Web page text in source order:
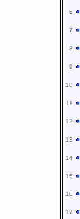
6
7
8
9
10
11
12
13
14
15
16
17